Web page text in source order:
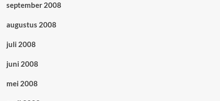
september 2008
augustus 2008
juli 2008
juni 2008
mei 2008